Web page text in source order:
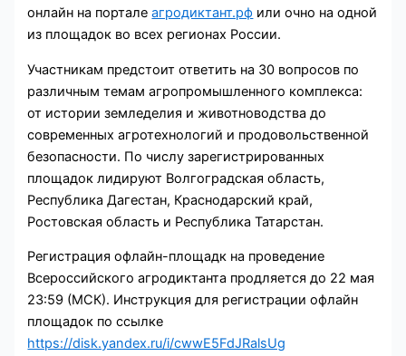
онлайн на порталеагродиктант.рф или очно на одной
из площадок во всех регионах России.
Участникам предстоит ответить на 30 вопросов по
различным темам агропромышленного комплекса:
от истории земледелия и животноводства до
современных агротехнологий и продовольственной
безопасности. По числу зарегистрированных
площадок лидируют Волгоградская область,
Республика Дагестан, Краснодарский край,
Ростовская область и Республика Татарстан.
Регистрация офлайн-площадк на проведение
Всероссийского агродиктанта продляется до 22 мая
23:59 (МСК). Инструкция для регистрации офлайн
площадок по ссылке
https://disk.yandex.ru/i/cwwE5FdJRalsUg